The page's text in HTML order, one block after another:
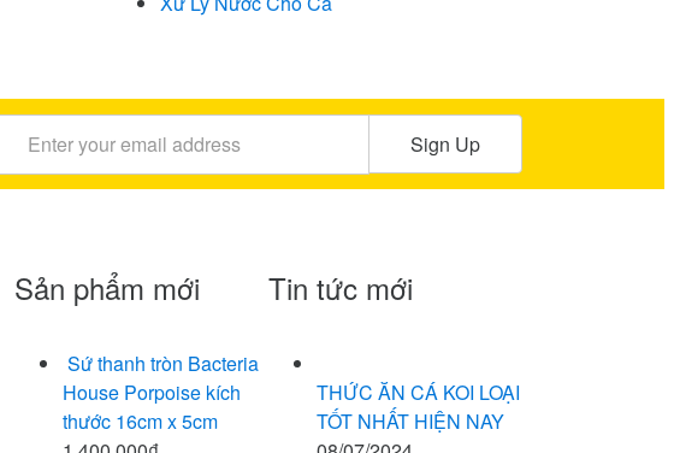
Sign Up
Sản phẩm mới
Sứ thanh tròn Bacteria
House Porpoise kích
thước 16cm x 5cm
Tin tức mới
THỨC ĂN CÁ KOI LOẠI
TỐT NHẤT HIỆN NAY